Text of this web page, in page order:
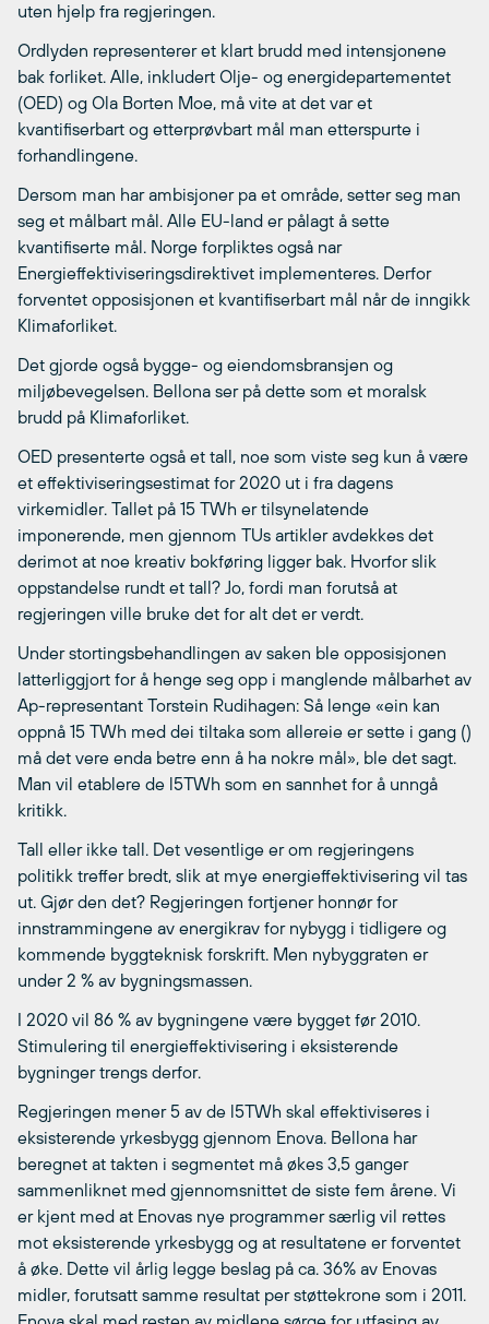
uten hjelp fra regjeringen.
Ordlyden representerer et klart brudd med intensjonene
bak forliket. Alle, inkludert Olje- og energidepartementet
(OED) og Ola Borten Moe, må vite at det var et
kvantifiserbart og etterprøvbart mål man etterspurte i
forhandlingene.
Dersom man har ambisjoner pa et område, setter seg man
seg et målbart mål. Alle EU-land er pålagt å sette
kvantifiserte mål. Norge forpliktes også nar
Energieffektiviseringsdirektivet implementeres. Derfor
forventet opposisjonen et kvantifiserbart mål når de inngikk
Klimaforliket.
Det gjorde også bygge- og eiendomsbransjen og
miljøbevegelsen. Bellona ser på dette som et moralsk
brudd på Klimaforliket.
OED presenterte også et tall, noe som viste seg kun å være
et effektiviseringsestimat for 2020 ut i fra dagens
virkemidler. Tallet på 15 TWh er tilsynelatende
imponerende, men gjennom TUs artikler avdekkes det
derimot at noe kreativ bokføring ligger bak. Hvorfor slik
oppstandelse rundt et tall? Jo, fordi man forutså at
regjeringen ville bruke det for alt det er verdt.
Under stortingsbehandlingen av saken ble opposisjonen
latterliggjort for å henge seg opp i manglende målbarhet av
Ap-representant Torstein Rudihagen: Så lenge «ein kan
oppnå 15 TWh med dei tiltaka som allereie er sette i gang ()
må det vere enda betre enn å ha nokre mål», ble det sagt.
Man vil etablere de l5TWh som en sannhet for å unngå
kritikk.
Tall eller ikke tall. Det vesentlige er om regjeringens
politikk treffer bredt, slik at mye energieffektivisering vil tas
ut. Gjør den det? Regjeringen fortjener honnør for
innstrammingene av energikrav for nybygg i tidligere og
kommende byggteknisk forskrift. Men nybyggraten er
under 2 % av bygningsmassen.
I 2020 vil 86 % av bygningene være bygget før 2010.
Stimulering til energieffektivisering i eksisterende
bygninger trengs derfor.
Regjeringen mener 5 av de l5TWh skal effektiviseres i
eksisterende yrkesbygg gjennom Enova. Bellona har
beregnet at takten i segmentet må økes 3,5 ganger
sammenliknet med gjennomsnittet de siste fem årene. Vi
er kjent med at Enovas nye programmer særlig vil rettes
mot eksisterende yrkesbygg og at resultatene er forventet
å øke. Dette vil årlig legge beslag på ca. 36% av Enovas
midler, forutsatt samme resultat per støttekrone som i 2011.